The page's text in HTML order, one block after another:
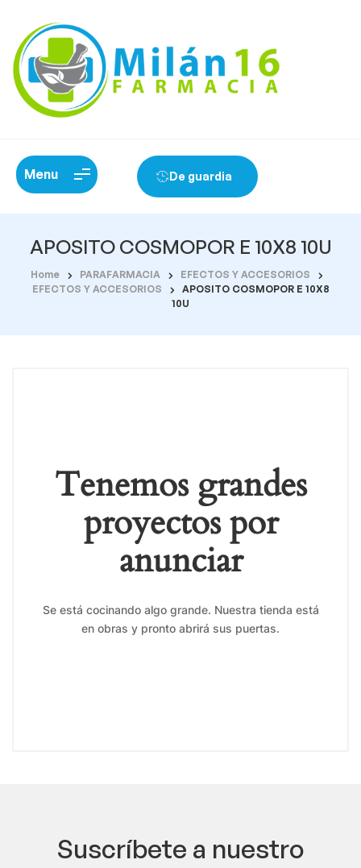
Menu De guardia
APOSITO COSMOPOR E 10X8 10U
Home PARAFARMACIA
EFECTOS Y ACCESORIOS
EFECTOS Y ACCESORIOS
APOSITO COSMOPOR E 10X8
10U
Tenemos grandes
proyectos por
anunciar
Se está cocinando algo grande. Nuestra tienda está
en obras y pronto abrirá sus puertas.
Suscríbete a nuestro